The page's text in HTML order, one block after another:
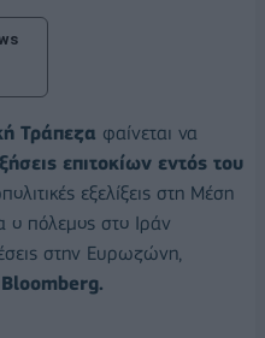
Τράπεζα φαίνεται να
επιτοκίων εντός του
εξελίξεις στη Μέση
ο πόλεμος στο Ιράν
στην Ευρωζώνη,